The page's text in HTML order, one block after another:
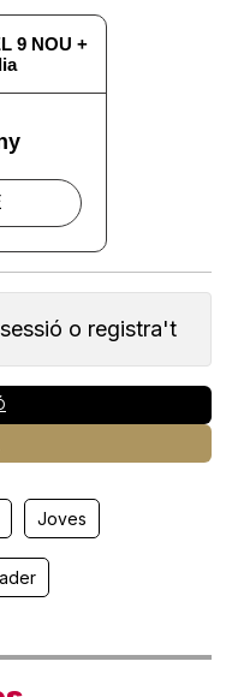
o registra't
Joves